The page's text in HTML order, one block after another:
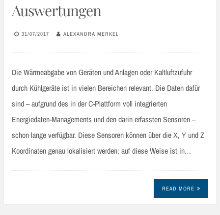
Auswertungen
31/07/2017 ALEXANDRA MERKEL
Die Wärmeabgabe von Geräten und Anlagen oder Kaltluftzufuhr
durch Kühlgeräte ist in vielen Bereichen relevant. Die Daten dafür
sind – aufgrund des in der C-Plattform voll integrierten
Energiedaten-Managements und den darin erfassten Sensoren –
schon lange verfügbar. Diese Sensoren können über die X, Y und Z
Koordinaten genau lokalisiert werden; auf diese Weise ist in…
READ MORE